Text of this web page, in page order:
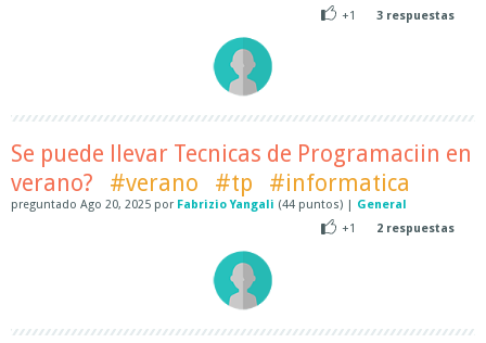
+1
3 respuestas
Se puede llevar Tecnicas de Programaciin en
verano?
#verano #tp #informatica
preguntado Ago 20, 2025 por Fabrizio Yangali (44 puntos) | General
+1
2 respuestas